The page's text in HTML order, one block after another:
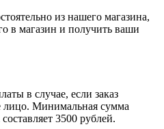
из нашего магазина,
в магазин и получить ваши
в случае, если заказ
лицо. Минимальная сумма
3500 рублей.